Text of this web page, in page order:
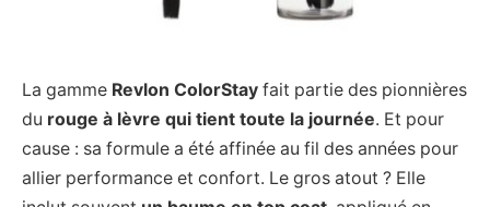
La gamme Revlon ColorStay fait partie des pionnières
du rouge à lèvre qui tient toute la journée. Et pour
cause : sa formule a été affinée au fil des années pour
allier performance et confort. Le gros atout ? Elle